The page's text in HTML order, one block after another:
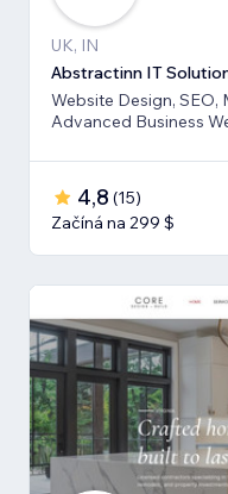
UK, IN
Abstractinn IT
Website Design, SEO,
Advanced Business
4,8 (15)
Začíná na 299 $